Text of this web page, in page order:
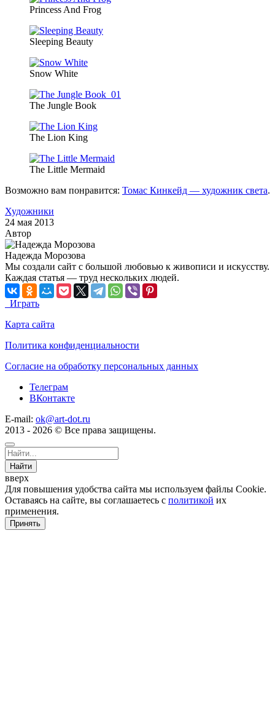
Princess And Frog
Sleeping Beauty
Snow White
The Jungle Book
The Lion King
The Little Mermaid
Возможно вам понравится: Томас Кинкейд — художник света.
Художники
24 мая 2013
Автор
Надежда Морозова
Мы создали сайт с большой любовью к живописи и искусству.
Каждая статья — труд нескольких людей.
Играть
Карта сайта
Политика конфиденциальности
Согласие на обработку персональных данных
Телеграм
ВКонтакте
E-mail: ok@art-dot.ru
2013 - 2026 © Все права защищены.
Найти
вверх
Для повышения удобства сайта мы используем файлы Cookie.
Оставаясь на сайте, вы соглашаетесь с политикой их
применения.
Принять